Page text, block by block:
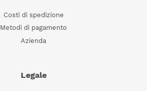
Costi di spedizione
Metodi di pagamento
Azienda
Legale